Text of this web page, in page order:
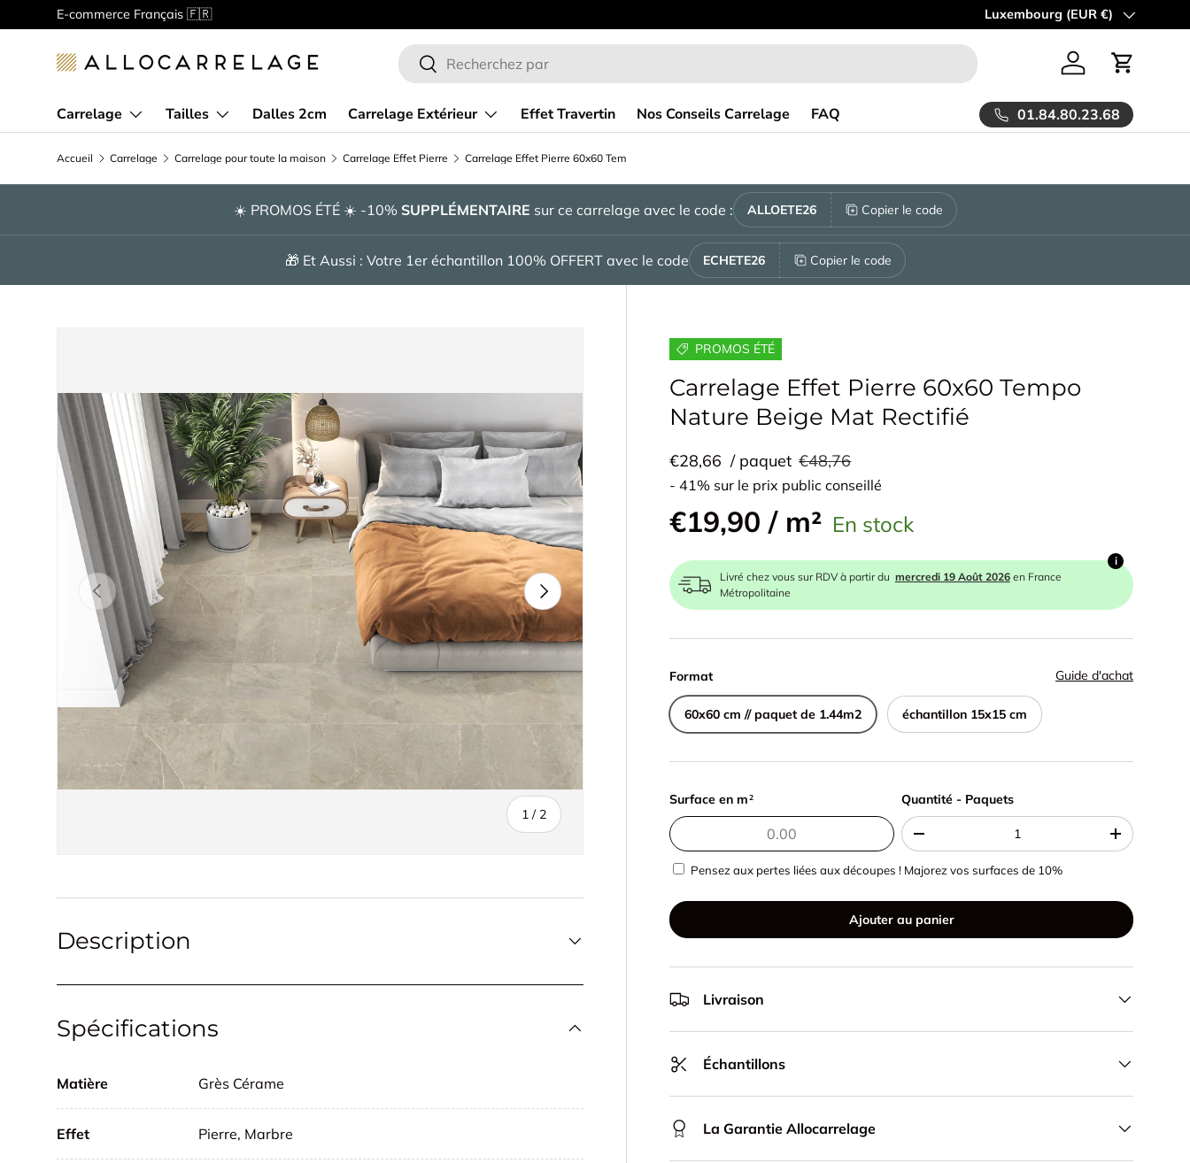
Aller au contenu
Bienvenue chez Allocarrelage! En ce moment la LIVRAISON est OFFERTE à partir de 30m2! En savoir plus
Pays
Luxembourg (EUR €)
Recherche
Rechercher
Se connecter
Panier
Carrelage Tailles Dalles 2cm Carrelage Extérieur Effet Travertin Nos Conseils Carrelage FAQ 01.84.80.23.68
Accueil Carrelage Carrelage pour toute la maison Carrelage Effet Pierre
☀️ PROMOS ÉTÉ ☀️ -10% SUPPLÉMENTAIRE sur ce carrelage avec le code : ALLOETE26 Copier le code
🎁 Et Aussi : Votre 1er échantillon 100% OFFERT avec le code ECHETE26 Copier le code
Précédent
1 / de
2
Suivant
PROMOS ÉTÉ
Carrelage Effet Pierre 60x60 Tempo
Nature Beige Mat Rectifié
€28,66 / paquet €48,76
- 41% sur le prix public conseillé
€19,90 / m² En stock
Livré chez vous sur RDV à partir du mercredi 19 Août 2026en France
Métropolitaine
i
Format Guide d'achat
60x60 cm // paquet de 1.44m2 échantillon 15x15 cm
Surface en m 2 Quantité - Paquets
Quantité - Paquets
+
Pensez aux pertes liées aux découpes ! Majorez vos surfaces de 10%
Ajouter au panier
Livraison
Échantillons
La Garantie Allocarrelage
Description
Spécifications
Matière Grès Cérame
Effet Pierre, Marbre